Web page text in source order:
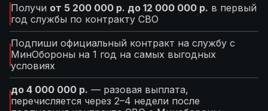
Получи от 5 200 000 р. до 12 000 000 р. в первый
год службы по контракту СВО
Подпиши официальный контракт на службу с
МинОбороны на 1 год на самых выгодных
условиях
до 4 000 000 р. — разовая выплата,
перечисляется через 2–4 недели после